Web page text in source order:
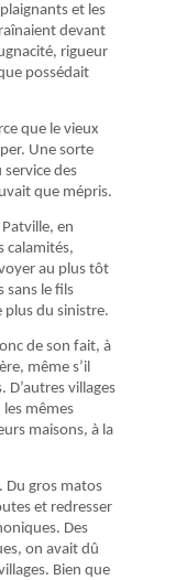
et les
devant
rigueur
possédait
que le vieux
Une sorte
service des
que mépris.
en
calamités,
au plus tôt
sans le fils
plus du sinistre.
de son fait, à
même s’il
D’autres villages
les mêmes
maisons, à la
Du gros matos
et redresser
Des
on avait dû
Bien que